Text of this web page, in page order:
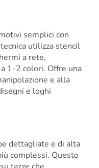
semplici con
utilizza stencil
a rete,
1-2 colori. Offre una
e alla
e loghi
dettagliate e di alta
complessi. Questo